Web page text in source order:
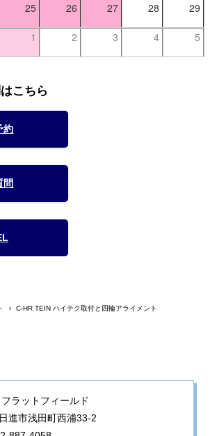
25 26 27 28 29
1 2 3 4 5
こちら
約
問
C-HR TEIN ハイテク取付と四輪アライメント
ラットフィールド
進市浅田町西浦33-2